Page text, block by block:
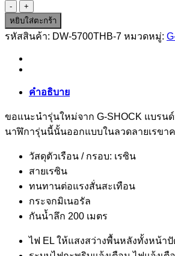
จำนวน
DW-
5700THB-
7
หยิบใส่ตะกร้า
รหัสสินค้า: DW-5700THB-7 หมวดหมู่:
คำอธิบาย
ขอแนะนำรุ่นใหม่จาก G-SHOCK แบร
นาฬิการุ่นนี้นั้นออกแบบในลวดลายเรขา
วัสดุตัวเรือน / กรอบ: เรซิน
สายเรซิน
ทนทานต่อแรงสั่นสะเทือน
กระจกมิเนอรัล
กันน้ำลึก 200 เมตร
ไฟ EL ให้แสงสว่างพื้นหลังทั้งหน้าปั